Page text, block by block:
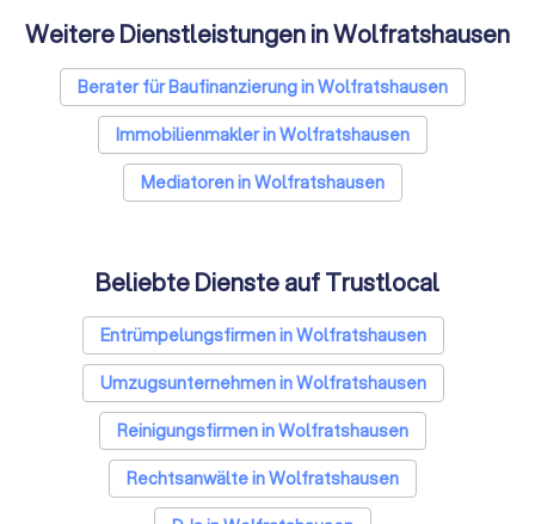
Weitere Dienstleistungen in Wolfratshausen
Berater für Baufinanzierung in Wolfratshausen
Immobilienmakler in Wolfratshausen
Mediatoren in Wolfratshausen
Beliebte Dienste auf Trustlocal
Entrümpelungsfirmen in Wolfratshausen
Umzugsunternehmen in Wolfratshausen
Reinigungsfirmen in Wolfratshausen
Rechtsanwälte in Wolfratshausen